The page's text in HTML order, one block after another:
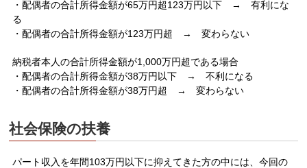
・配偶者の合計所得金額が65万円超123万円以下 → 有利にな
る
・配偶者の合計所得金額が123万円超 → 変わらない
納税者本人の合計所得金額が1,000万円超である場合
・配偶者の合計所得金額が38万円以下 → 不利になる
・配偶者の合計所得金額が38万円超 → 変わらない
社会保険の扶養
パート収入を年間103万円以下に抑えてきた方の中には、今回の